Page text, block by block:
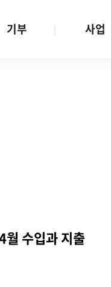
기부 사업
수입과 지출